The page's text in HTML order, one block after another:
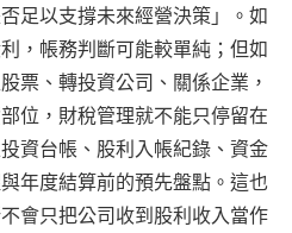
足以支撐未來經營決策」。如
，帳務判斷可能較單純；但如
票、轉投資公司、關係企業，
位，財稅管理就不能只停留在
資台帳、股利入帳紀錄、資金
年度結算前的預先盤點。這也
會只把公司收到股利收入當作